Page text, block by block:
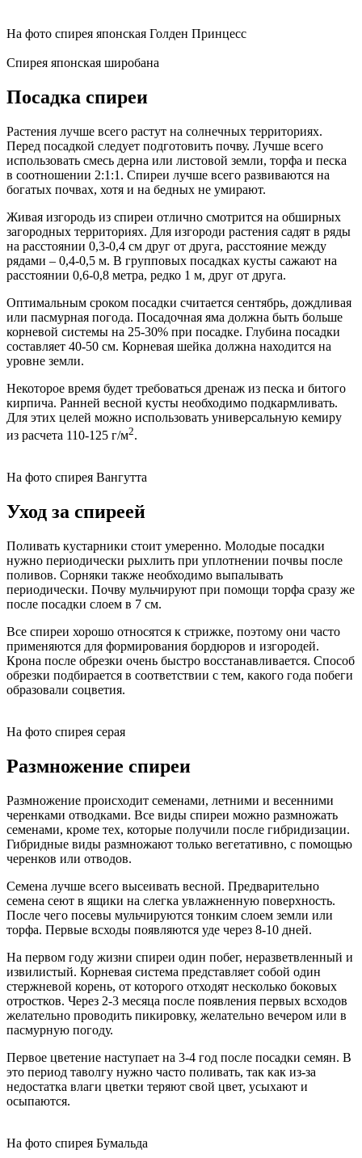
На фото спирея японская Голден Принцесс
Спирея японская широбана
Посадка спиреи
Растения лучше всего растут на солнечных территориях.
Перед посадкой следует подготовить почву. Лучше всего
использовать смесь дерна или листовой земли, торфа и песка
в соотношении 2:1:1. Спиреи лучше всего развиваются на
богатых почвах, хотя и на бедных не умирают.
Живая изгородь из спиреи отлично смотрится на обширных
загородных территориях. Для изгороди растения садят в ряды
на расстоянии 0,3-0,4 см друг от друга, расстояние между
рядами – 0,4-0,5 м. В групповых посадках кусты сажают на
расстоянии 0,6-0,8 метра, редко 1 м, друг от друга.
Оптимальным сроком посадки считается сентябрь, дождливая
или пасмурная погода. Посадочная яма должна быть больше
корневой системы на 25-30% при посадке. Глубина посадки
составляет 40-50 см. Корневая шейка должна находится на
уровне земли.
Некоторое время будет требоваться дренаж из песка и битого
кирпича. Ранней весной кусты необходимо подкармливать.
Для этих целей можно использовать универсальную кемиру
из расчета 110-125 г/м2.
На фото спирея Вангутта
Уход за спиреей
Поливать кустарники стоит умеренно. Молодые посадки
нужно периодически рыхлить при уплотнении почвы после
поливов. Сорняки также необходимо выпалывать
периодически. Почву мульчируют при помощи торфа сразу же
после посадки слоем в 7 см.
Все спиреи хорошо относятся к стрижке, поэтому они часто
применяются для формирования бордюров и изгородей.
Крона после обрезки очень быстро восстанавливается. Способ
обрезки подбирается в соответствии с тем, какого года побеги
образовали соцветия.
На фото спирея серая
Размножение спиреи
Размножение происходит семенами, летними и весенними
черенками отводками. Все виды спиреи можно размножать
семенами, кроме тех, которые получили после гибридизации.
Гибридные виды размножают только вегетативно, с помощью
черенков или отводов.
Семена лучше всего высеивать весной. Предварительно
семена сеют в ящики на слегка увлажненную поверхность.
После чего посевы мульчируются тонким слоем земли или
торфа. Первые всходы появляются уде через 8-10 дней.
На первом году жизни спиреи один побег, неразветвленный и
извилистый. Корневая система представляет собой один
стержневой корень, от которого отходят несколько боковых
отростков. Через 2-3 месяца после появления первых всходов
желательно проводить пикировку, желательно вечером или в
пасмурную погоду.
Первое цветение наступает на 3-4 год после посадки семян. В
это период таволгу нужно часто поливать, так как из-за
недостатка влаги цветки теряют свой цвет, усыхают и
осыпаются.
На фото спирея Бумальда